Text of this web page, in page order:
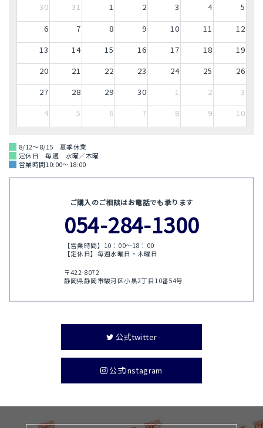
30
31 1 2 3 4
5
6
7 8 9 10 11
12
13
14 15 16 17 18
19
20
21 22 23 24 25
26
27
28 29 30 1 2
3
4
5 6 7 8 9 10
8/12～8/15 夏季休業
定休日 毎週 水曜／木曜
営業時間10:00～18:00
ご購入のご相談はお電話でも承ります
054-284-1300
【営業時間】10：00〜18：00
【定休日】毎週水曜日・木曜日
〒422-8072
静岡県静岡市駿河区小黒2丁目10番54号
公式twitter
公式Instagram